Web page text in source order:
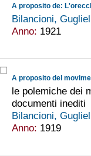
Bilancioni,
Anno: 1921
A proposito del
le polemiche dei
documenti inediti
Bilancioni,
Anno: 1919